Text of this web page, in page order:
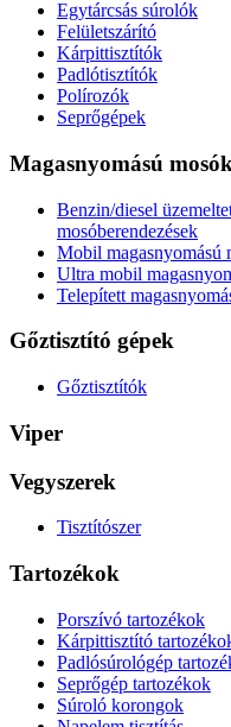
Egytárcsás súrolók
Felületszárító
Kárpittisztítók
Padlótisztítók
Polírozók
Seprőgépek
Magasnyomású mosók
Benzin/diesel
mosóberendezések
Mobil magasnyomású
Ultra mobil
Telepített
Gőztisztító gépek
Gőztisztítók
Viper
Vegyszerek
Tisztítószer
Tartozékok
Porszívó tartozékok
Kárpittisztító
Padlósúrológép
Seprőgép tartozékok
Súroló korongok